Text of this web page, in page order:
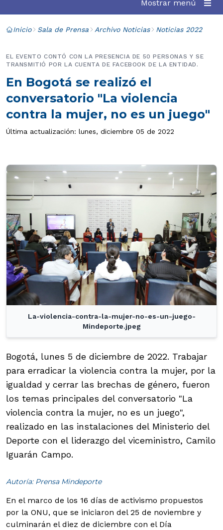
Mostrar menú
Inicio Sala de Prensa Archivo Noticias Noticias 2022
En Bogotá se realizó el
conversatorio "La violencia
contra la mujer, no es un juego"
EL EVENTO CONTÓ CON LA PRESENCIA DE 50 PERSONAS Y SE
TRANSMITIÓ POR LA CUENTA DE FACEBOOK DE LA ENTIDAD.
Última actualización: lunes, diciembre 05 de 2022
La-violencia-contra-la-mujer-no-es-un-juego-
Mindeporte.jpeg
Bogotá, lunes 5 de diciembre de 2022. Trabajar
para erradicar la violencia contra la mujer, por la
igualdad y cerrar las brechas de género, fueron
los temas principales del conversatorio "La
violencia contra la mujer, no es un juego",
realizado en las instalaciones del Ministerio del
Deporte con el liderazgo del viceministro, Camilo
Iguarán Campo.
Autoría: Prensa Mindeporte
En el marco de los 16 días de activismo propuestos
por la ONU, que se iniciaron del 25 de noviembre y
culminarán el diez de diciembre con el Día